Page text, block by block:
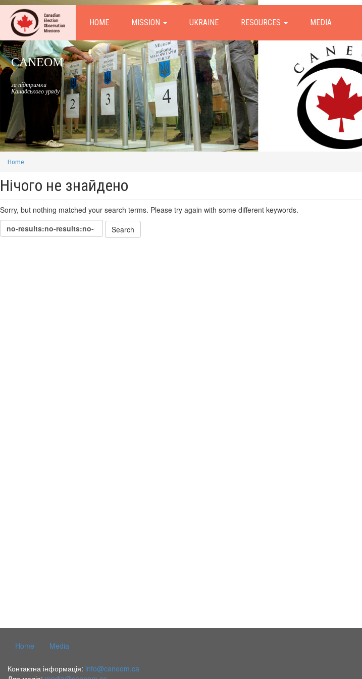
HOME MISSION UKRAINE RESOURCES MEDIA
CANEOM
за підтримки
Канадського уряду
Home
Нічого не знайдено
Sorry, but nothing matched your search terms. Please try again with some different keywords.
Home Media
Контактна інформація: info@caneom.ca